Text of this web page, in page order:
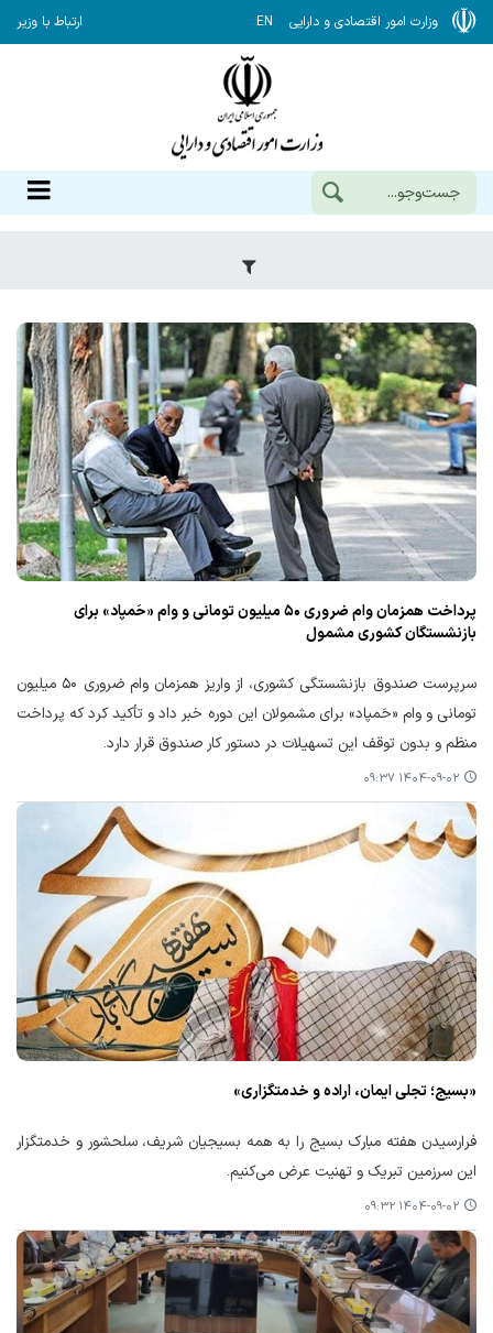
وزارت امور اقتصادی و دارایی EN ارتباط با وزیر
پرداخت همزمان وام ضروری ۵۰ میلیون تومانی و وام «حَمپاد» برای
بازنشستگان کشوری مشمول
سرپرست صندوق بازنشستگی کشوری، از واریز همزمان وام ضروری ۵۰ میلیون
تومانی و وام «حَمپاد» برای مشمولان این دوره خبر داد و تأکید کرد که پرداخت
منظم و بدون توقف این تسهیلات در دستور کار صندوق قرار دارد.
۱۴۰۴-۰۹-۰۲ ۰۹:۳۷
«بسیج؛ تجلی ایمان، اراده و خدمتگزاری»
فرارسیدن هفته مبارک بسیج را به همه بسیجیان شریف، سلحشور و خدمتگزار
این سرزمین تبریک و تهنیت عرض می‌کنیم.
۱۴۰۴-۰۹-۰۲ ۰۹:۳۲